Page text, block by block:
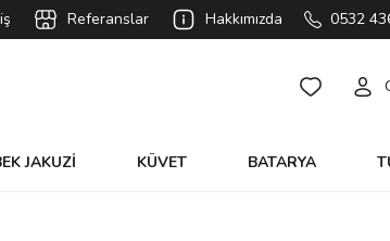
Referanslar Hakkımızda 0532
JAKUZİ KÜVET BATARYA